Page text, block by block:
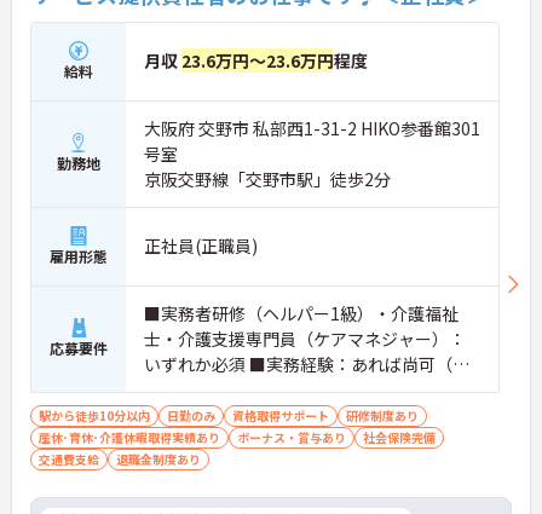
給料 月収 23.6万円～23.6万円程度
勤務地
大阪府 交野市 私部西1-31-2 HIKO参番館301
号室
京阪交野線「交野市駅」徒歩2分
雇用形態 正社員(正職員)
応募要件
■実務者研修（ヘルパー1級）・介護福祉
士・介護支援専門員（ケアマネジャー）：
いずれか必須 ■実務経験：あれば尚可（サ
ービス提供責任者としての業務経験）
駅から徒歩10分以内 日勤のみ 資格取得サポート
研修制度あり
産休･育休･介護休暇取得実績あり
ボーナス・賞与あり
社会保険完備
交通費支給
退職金制度あり